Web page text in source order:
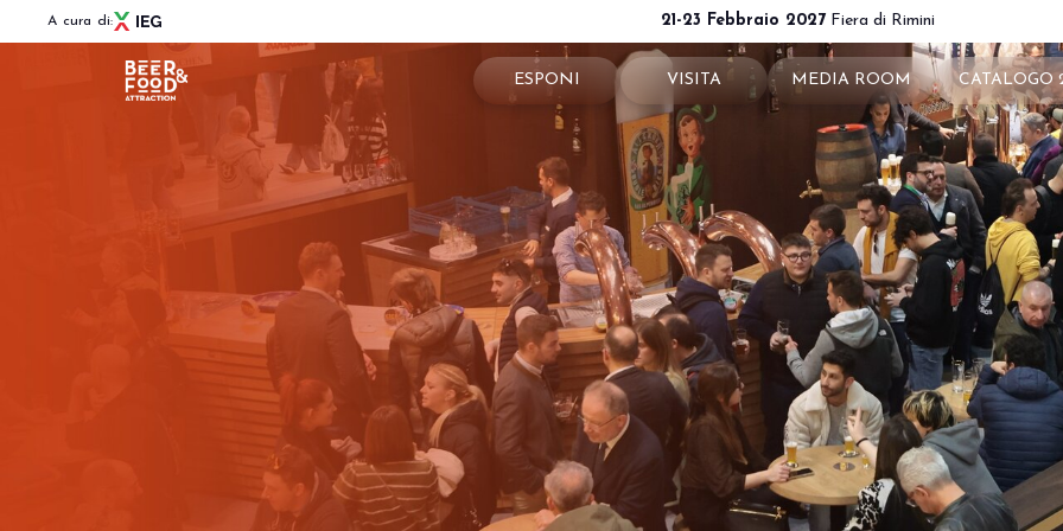
A cura di: 21-23 Febbraio 2027 Fiera di Rimini
ESPONI
Prenota il tuo stand
Perché esporre
Info utili
Area riservata
VISITA
Perché visitare
Ticket e info
Come arrivare
Rimini - hotel e informazioni
MEDIA ROOM
News e comunicati
Info e contatti
Per accreditarsi
Servizi per i Media
Download loghi e immagini
CATALOGO
BEER&FOOD ATTRACTION
Settori espositivi
Partner e collaborazioni